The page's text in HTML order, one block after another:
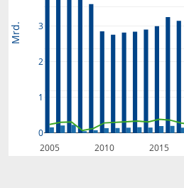
2005 2010 2015
0
1
2
3
Mrd.